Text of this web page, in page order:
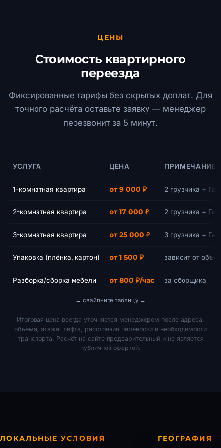
ЦЕНЫ
Стоимость квартирного
переезда
Фиксированные тарифы без скрытых доплат. Для
точного расчёта оставьте заявку — менеджер
перезвонит за 5 минут.
УСЛУГА ЦЕНА ПРИМЕЧАНИЕ
1-комнатная квартира от 9 000 ₽ 2 грузчика +
2-комнатная квартира от 17 000 ₽ 2 грузчика +
3-комнатная квартира от 25 000 ₽ 3 грузчика +
Упаковка (плёнка, картон) от 1 500 ₽ зависит от
Разборка/сборка мебели от 800 ₽/час за сборщика
Итоговая цена всегда уточняется менеджером после адреса,
объёма, этажа, лифта, расстояния переноски и необходимости
транспорта. Расчёт на сайте предварительный и не является
публичной офертой.
ЛОКАЛЬНЫЕ УСЛОВИЯ ГЕОГРАФИЯ